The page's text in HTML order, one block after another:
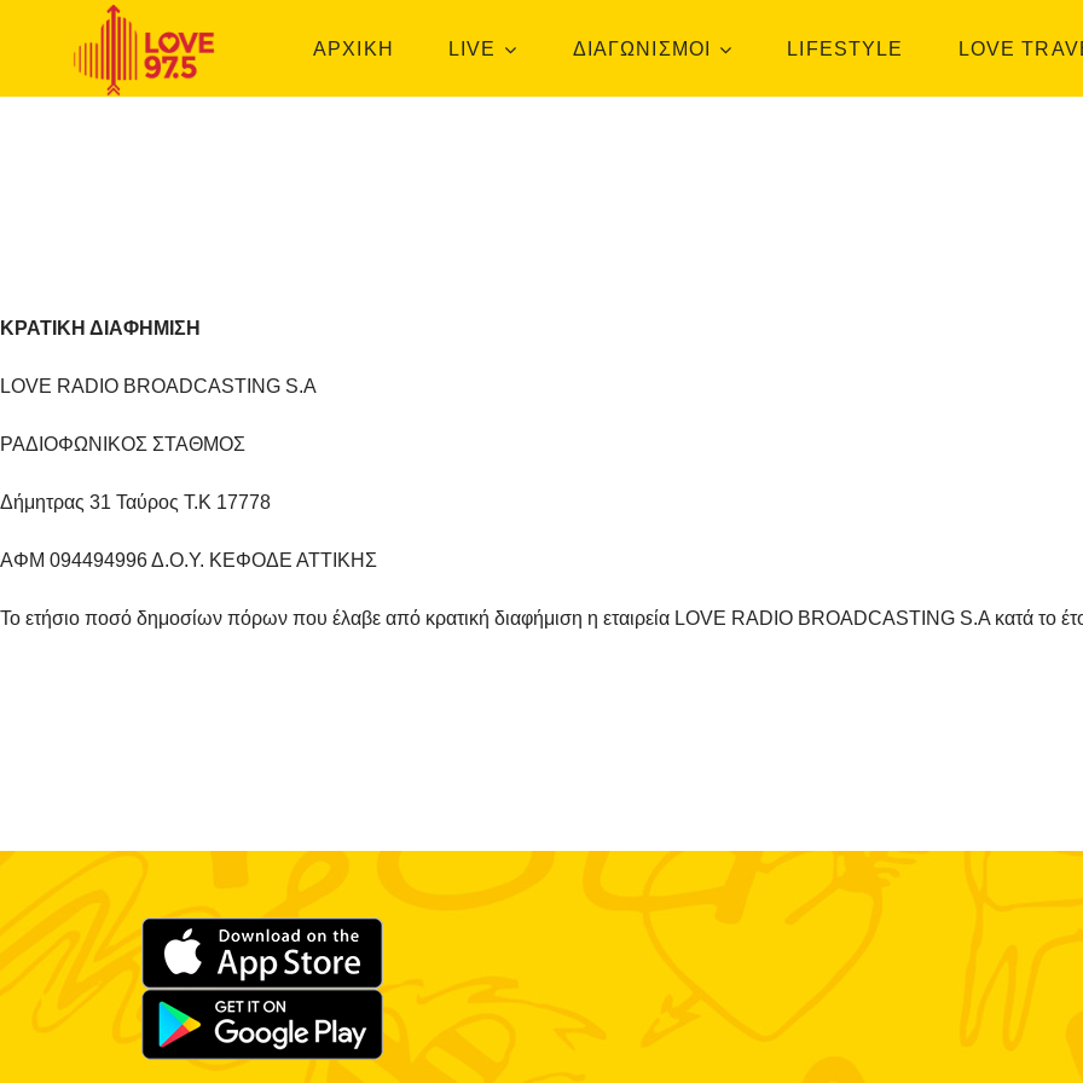
ΑΡΧΙΚΗ LIVE ΔΙΑΓΩΝΙΣΜΟΙ LIFESTYLE LOVE
ΚΡΑΤΙΚΗ ΔΙΑΦΗΜΙΣΗ
LOVE RADIO BROADCASTING S.A
ΡΑΔΙΟΦΩΝΙΚΟΣ ΣΤΑΘΜΟΣ
Δήμητρας 31 Ταύρος Τ.Κ 17778
ΑΦΜ 094494996 Δ.Ο.Υ. ΚΕΦΟΔΕ ΑΤΤΙΚΗΣ
Το ετήσιο ποσό δημοσίων πόρων που έλαβε από κρατική διαφήμιση η εταιρεία LOVE RADIO BROADCASTING S.A κατά το